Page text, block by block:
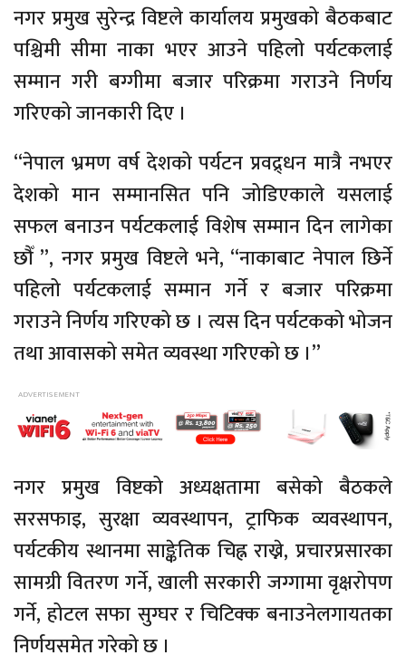
नगर प्रमुख सुरेन्द्र विष्टले कार्यालय प्रमुखको बैठकबाट
पश्चिमी सीमा नाका भएर आउने पहिलो पर्यटकलाई
सम्मान गरी बग्गीमा बजार परिक्रमा गराउने निर्णय
गरिएको जानकारी दिए ।
“नेपाल भ्रमण वर्ष देशको पर्यटन प्रवद्र्धन मात्रै नभएर
देशको मान सम्मानसित पनि जोडिएकाले यसलाई
सफल बनाउन पर्यटकलाई विशेष सम्मान दिन लागेका
छौँ ”, नगर प्रमुख विष्टले भने, “नाकाबाट नेपाल छिर्ने
पहिलो पर्यटकलाई सम्मान गर्ने र बजार परिक्रमा
गराउने निर्णय गरिएको छ । त्यस दिन पर्यटकको भोजन
तथा आवासको समेत व्यवस्था गरिएको छ ।”
नगर प्रमुख विष्टको अध्यक्षतामा बसेको बैठकले
सरसफाइ, सुरक्षा व्यवस्थापन, ट्राफिक व्यवस्थापन,
पर्यटकीय स्थानमा साङ्केतिक चिह्न राख्ने, प्रचारप्रसारका
सामग्री वितरण गर्ने, खाली सरकारी जग्गामा वृक्षरोपण
गर्ने, होटल सफा सुग्घर र चिटिक्क बनाउनेलगायतका
निर्णयसमेत गरेको छ ।